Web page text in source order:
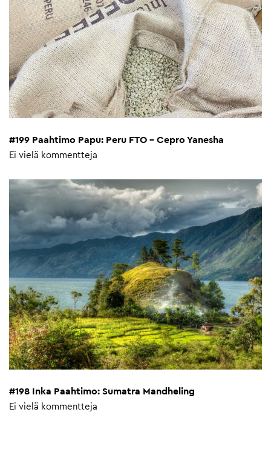
#199 Paahtimo Papu: Peru FTO – Cepro Yanesha
Ei vielä kommentteja
#198 Inka Paahtimo: Sumatra Mandheling
Ei vielä kommentteja